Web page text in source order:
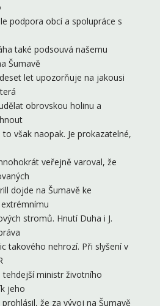
podpora obcí a spolupráce s
také podsouvá našemu
Šumavě
let upozorňuje na jakousi
obrovskou holinu a
však naopak. Je prokazatelné,
veřejně varoval, že
dojde na Šumavě ke
stromů. Hnutí Duha i J.
takového nehrozí. Při slyšení v
ministr životního
jeho
že za vývoj na Šumavě